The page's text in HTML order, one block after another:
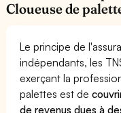
Cloueuse de
Le principe de
indépendants, les
exerçant la
palettes est de
de revenus dues à